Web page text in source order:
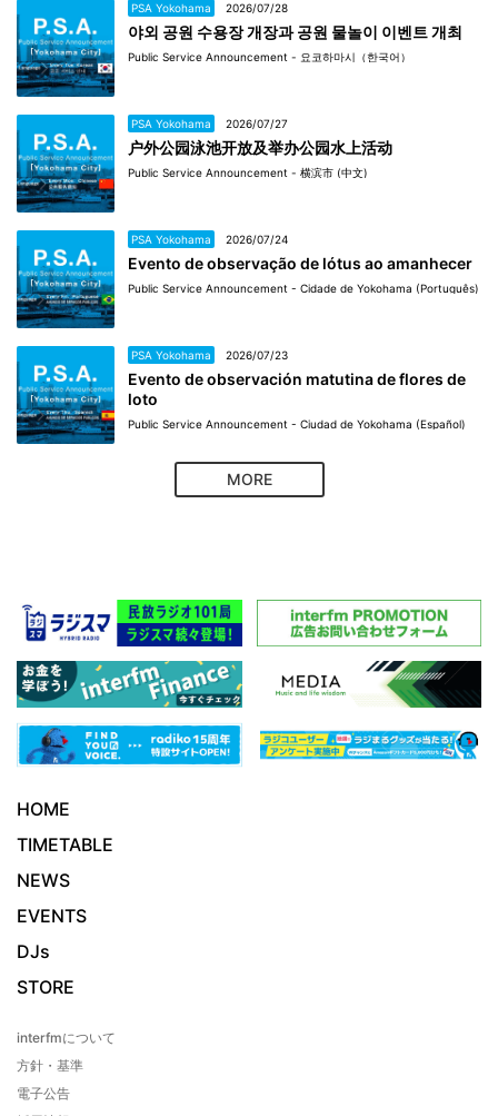
PSA Yokohama 2026/07/28
야외 공원 수용장 개장과 공원 물놀이 이벤트 개최
Public Service Announcement - 요코하마시（한국어）
PSA Yokohama 2026/07/27
户外公园泳池开放及举办公园水上活动
Public Service Announcement - 横滨市 (中文)
PSA Yokohama 2026/07/24
Evento de observação de lótus ao amanhecer
Public Service Announcement - Cidade de Yokohama (Português)
PSA Yokohama 2026/07/23
Evento de observación matutina de flores de
loto
Public Service Announcement - Ciudad de Yokohama (Español)
MORE
HOME
TIMETABLE
NEWS
EVENTS
DJs
STORE
interfmについて
方針・基準
電子公告